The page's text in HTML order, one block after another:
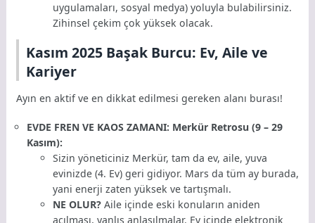
uygulamaları, sosyal medya) yoluyla bulabilirsiniz.
Zihinsel çekim çok yüksek olacak.
Kasım 2025 Başak Burcu: Ev, Aile ve
Kariyer
Ayın en aktif ve en dikkat edilmesi gereken alanı burası!
EVDE FREN VE KAOS ZAMANI: Merkür Retrosu (9 – 29
Kasım):
Sizin yöneticiniz Merkür, tam da ev, aile, yuva
evinizde (4. Ev) geri gidiyor. Mars da tüm ay burada,
yani enerji zaten yüksek ve tartışmalı.
NE OLUR?Aile içinde eski konuların aniden
açılması, yanlış anlaşılmalar. Ev içinde elektronik